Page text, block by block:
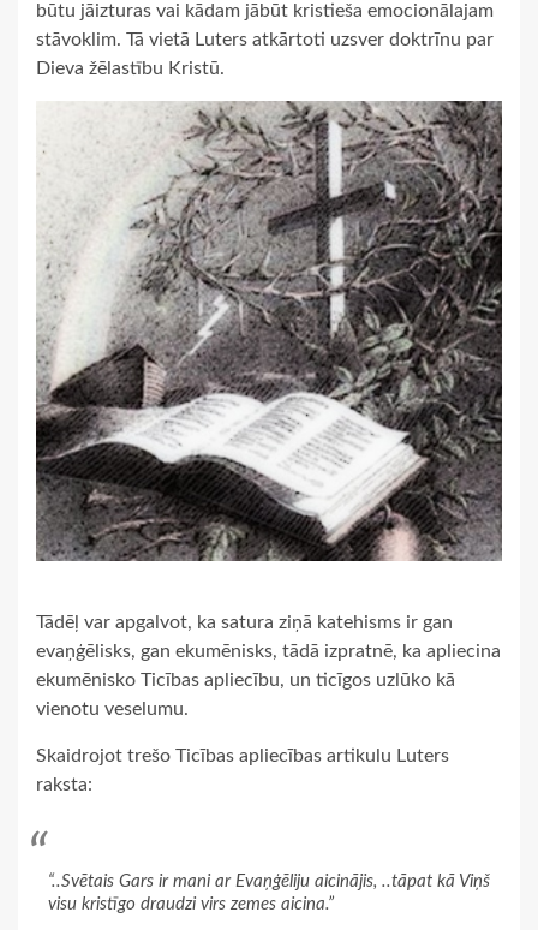
būtu jāizturas vai kādam jābūt kristieša emocionālajam
stāvoklim. Tā vietā Luters atkārtoti uzsver doktrīnu par
Dieva žēlastību Kristū.
Tādēļ var apgalvot, ka satura ziņā katehisms ir gan
evaņģēlisks, gan ekumēnisks, tādā izpratnē, ka apliecina
ekumēnisko Ticības apliecību, un ticīgos uzlūko kā
vienotu veselumu.
Skaidrojot trešo Ticības apliecības artikulu Luters
raksta:
“..Svētais Gars ir mani ar Evaņģēliju aicinājis, ..tāpat kā Viņš
visu kristīgo draudzi virs zemes aicina.”